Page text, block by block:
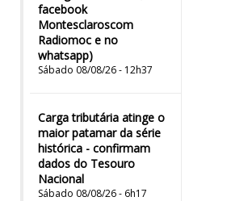
facebook
Montesclaroscom
Radiomoc e no
whatsapp)
Sábado 08/08/26 - 12h37
Carga tributária atinge o
maior patamar da série
histórica - confirmam
dados do Tesouro
Nacional
Sábado 08/08/26 - 6h17